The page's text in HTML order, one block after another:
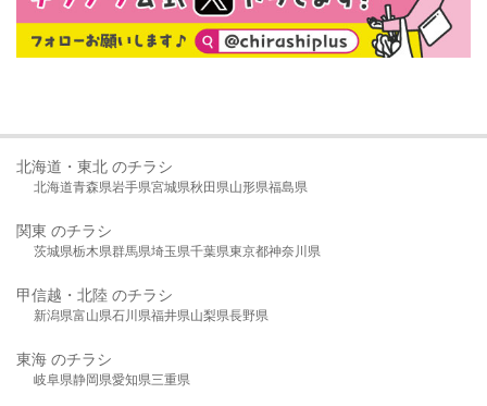
北海道・東北 のチラシ
北海道青森県岩手県宮城県秋田県山形県福島県
関東 のチラシ
茨城県栃木県群馬県埼玉県千葉県東京都神奈川県
甲信越・北陸 のチラシ
新潟県富山県石川県福井県山梨県長野県
東海 のチラシ
岐阜県静岡県愛知県三重県